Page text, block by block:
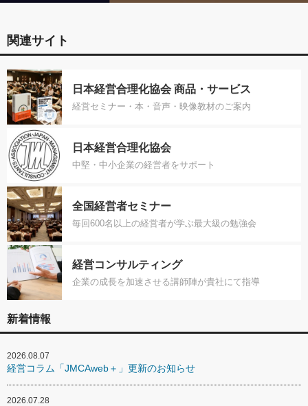
関連サイト
日本経営合理化協会 商品・サービス
経営セミナー・本・音声・映像教材のご案内
日本経営合理化協会
中堅・中小企業の経営者をサポート
全国経営者セミナー
毎回600名以上の経営者が学ぶ最大級の勉強会
経営コンサルティング
企業の成長を加速させる講師陣が貴社にて指導
新着情報
2026.08.07
経営コラム「JMCAweb＋」更新のお知らせ
2026.07.28